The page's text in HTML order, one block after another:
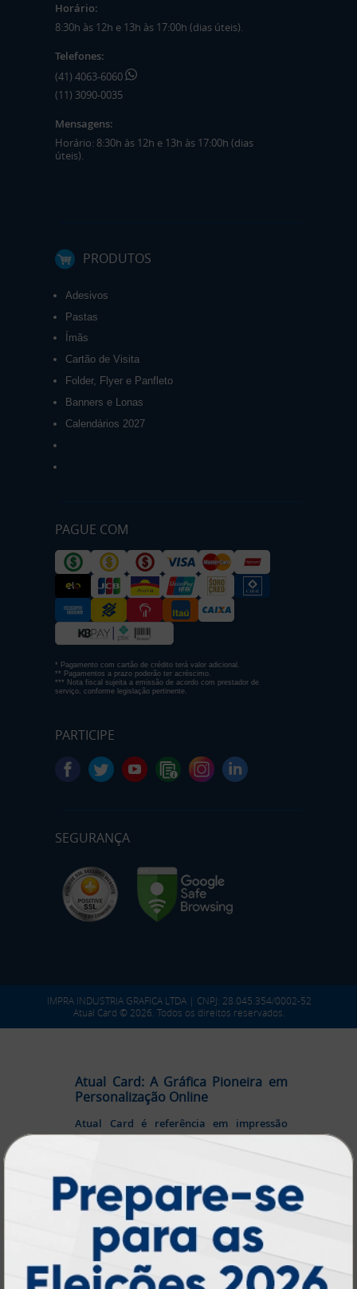
Horário:
8:30h às 12h e 13h às 17:00h (dias úteis).
Telefones:
(41) 4063-6060
(11) 3090-0035
Mensagens:
Horário: 8:30h às 12h e 13h às 17:00h (dias
úteis).
PRODUTOS
Adesivos
Pastas
Ímãs
Cartão de Visita
Folder, Flyer e Panfleto
Banners e Lonas
Calendários 2027
PAGUE COM
* Pagamento com cartão de crédito terá valor adicional.
** Pagamentos a prazo poderão ter acréscimo.
*** Nota fiscal sujeita a emissão de acordo com prestador de
serviço, conforme legislação pertinente.
PARTICIPE
SEGURANÇA
IMPRA INDUSTRIA GRAFICA LTDA | CNPJ: 28.045.354/0002-52
Atual Card © 2026. Todos os direitos reservados.
Atual Card: A Gráfica Pioneira em
Personalização Online
Atual Card é referência em impressão
gráfica online no Brasil, oferecendo uma
revendedores gráficos. Com
quase três
décadas de experiência
, somos pioneiros no
segmento de
impressão sob demanda,
investindo continuamente emtecnologia,
inovação e personalizaçãopara entregar
qualidade, agilidade e a melhor
experiência aos nossos clientes.